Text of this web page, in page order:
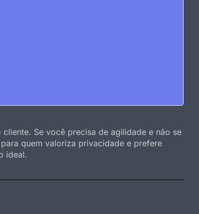
Se você precisa de agilidade e não se
quem valoriza privacidade e prefere
ideal.